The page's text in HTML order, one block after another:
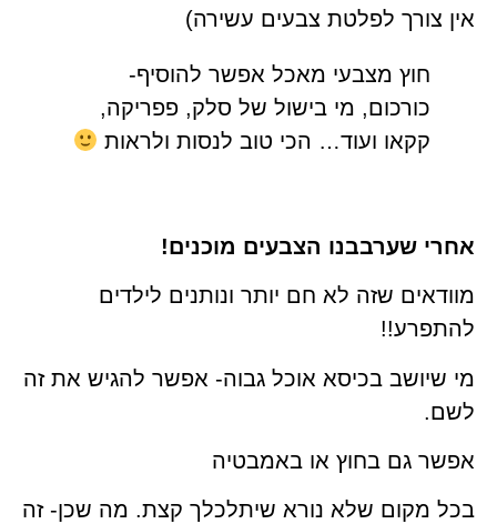
אין צורך לפלטת צבעים עשירה)
חוץ מצבעי מאכל אפשר להוסיף-
כורכום, מי בישול של סלק, פפריקה,
קקאו ועוד… הכי טוב לנסות ולראות
אחרי שערבבנו הצבעים מוכנים!
מוודאים שזה לא חם יותר ונותנים לילדים
להתפרע!!
מי שיושב בכיסא אוכל גבוה- אפשר להגיש את זה
לשם.
אפשר גם בחוץ או באמבטיה
בכל מקום שלא נורא שיתלכלך קצת. מה שכן- זה